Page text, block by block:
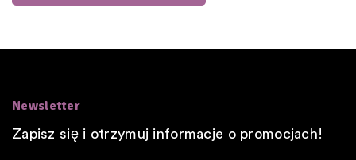
Newsletter
Zapisz się i otrzymuj informacje o promocjach!